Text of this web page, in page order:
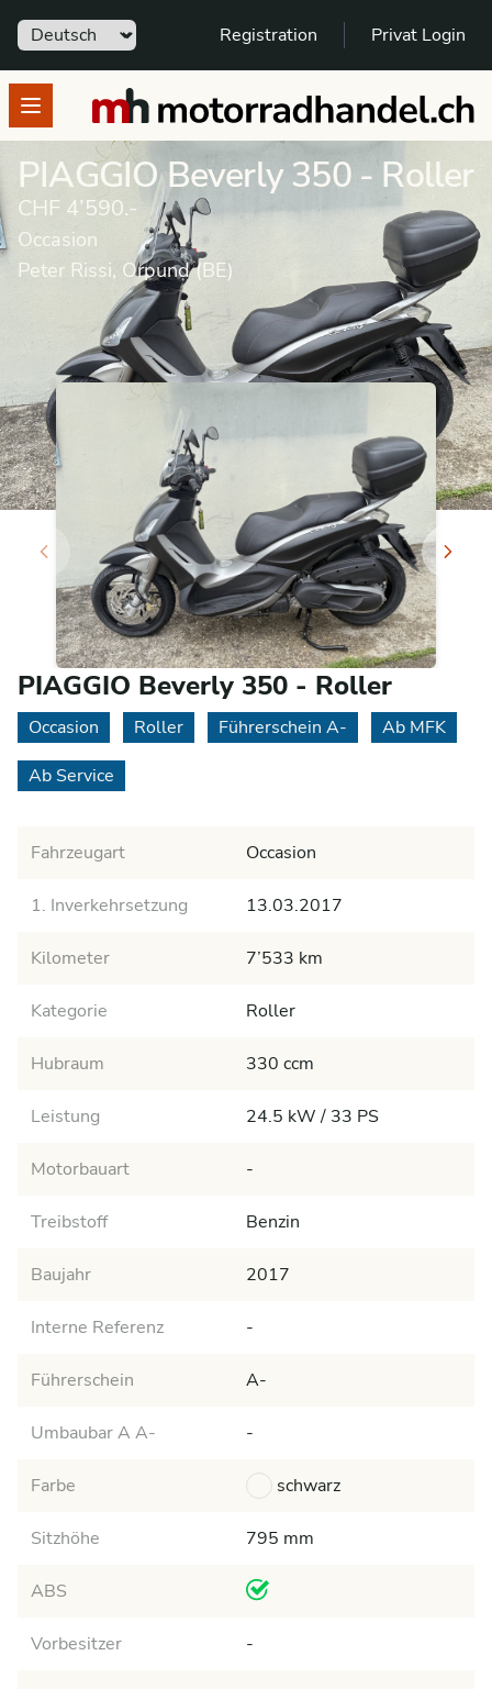
Sprache Registration Privat Login
Open menumotorradhandel.ch
PIAGGIO Beverly 350 - Roller
CHF 4’590.-
Occasion
Peter Rissi, Orpund (BE)
Occasion Roller PIAGGIO Beverly 350
PIAGGIO Beverly 350 - Roller
Occasion Roller Führerschein A-
Ab MFK
Ab Service
Fahrzeugart Occasion
1. Inverkehrsetzung 13.03.2017
Kilometer 7’533 km
Kategorie Roller
Hubraum 330 ccm
Leistung 24.5 kW / 33 PS
Motorbauart -
Treibstoff Benzin
Baujahr 2017
Interne Referenz -
Führerschein A-
Umbaubar A A- -
Farbe schwarz
Sitzhöhe 795 mm
ABS
Vorbesitzer -